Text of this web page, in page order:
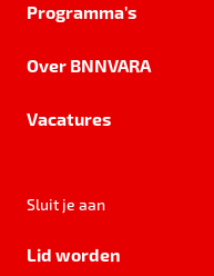
Programma's
Over BNNVARA
Vacatures
Sluit je aan
Lid worden